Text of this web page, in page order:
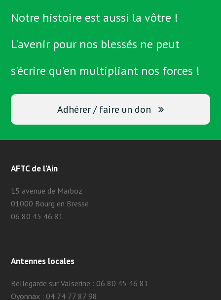
Notre histoire est aussi la vôtre !
L'avenir pour nos blessés ne peut
s'écrire qu'en multipliant nos forces !
Adhérer / faire un don
AFTC de l’Ain
15 avenue de Marboz
01000 Bourg en Bresse
06 80 45 46 81
Antennes locales
Bellegarde sur Valserine : 06 80 45 46 81
Oyonnax : 04 74 77 87 98